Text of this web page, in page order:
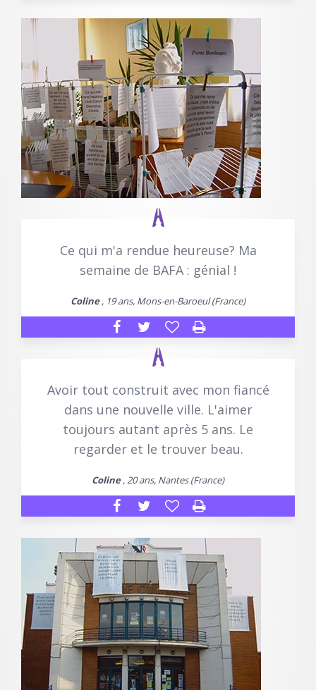
Ce qui m'a rendue heureuse? Ma
semaine de BAFA : génial !
Coline, 19 ans, Mons-en-Baroeul (France)
Avoir tout construit avec mon fiancé
dans une nouvelle ville. L'aimer
toujours autant après 5 ans. Le
regarder et le trouver beau.
Coline, 20 ans, Nantes (France)